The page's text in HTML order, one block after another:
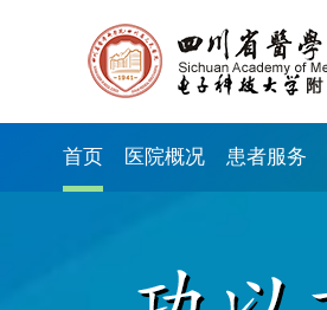
首页 医院概况 患者服务